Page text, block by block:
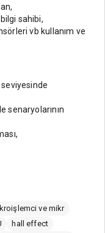
sahibi,
vb kullanım ve
senaryolarının
ve mikr
hall effect